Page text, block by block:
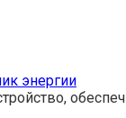
энергии